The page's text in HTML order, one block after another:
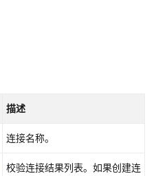
描述
连接名称。
校验连接结果列表。如果创建连